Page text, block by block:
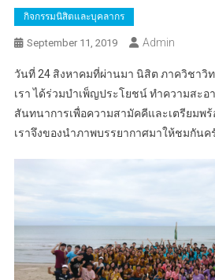
กิจกรรมนิสิตและบุคลากร
September 11, 2019 Admin
วันที่ 24 สิงหาคมที่ผ่านมา นิสิต ภาควิชาวิ
เรา ได้ร่วมบำเพ็ญประโยชน์ ทำความสะอ
สันทนาการเพื่อความสามัคคีและเตรียมพร้
เราจึงของนำภาพบรรยากาศมาให้ชมกันค